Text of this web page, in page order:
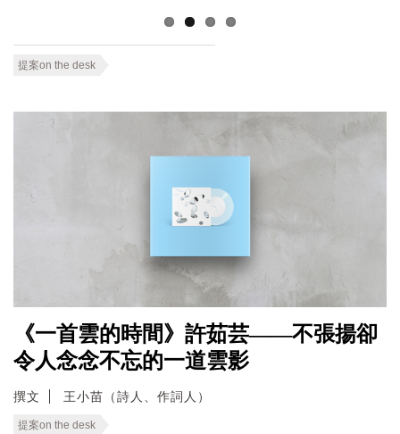
提案on the desk
《一首雲的時間》許茹芸——不張揚卻
令人念念不忘的一道雲影
撰文 王小苗（詩人、作詞人）
提案on the desk